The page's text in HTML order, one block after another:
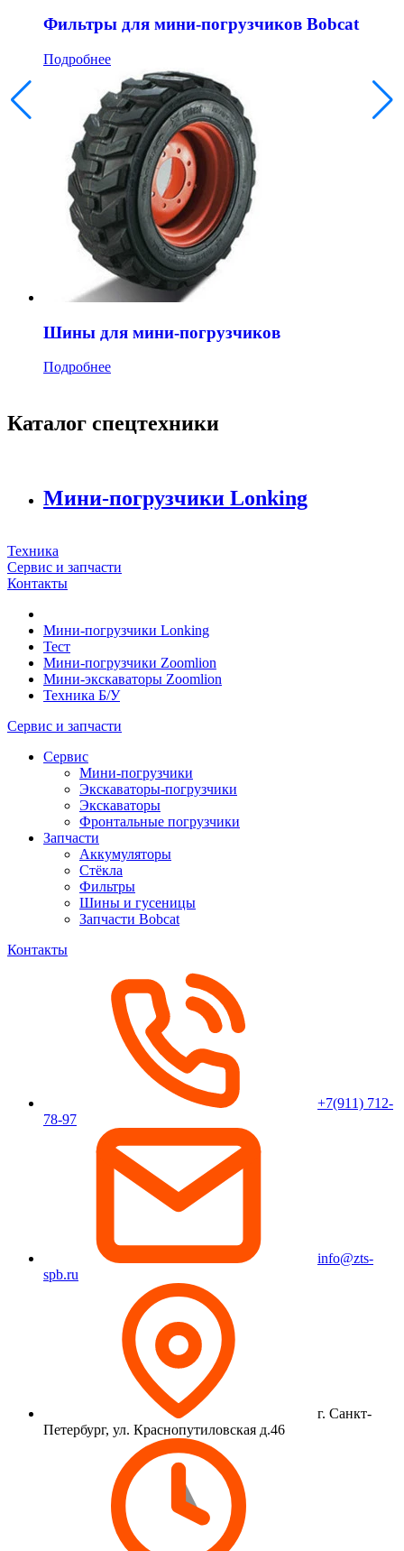
Фильтры для мини-погрузчиков Bobcat
Подробнее
Шины для мини-погрузчиков
Подробнее
Каталог спецтехники
Мини-погрузчики Lonking
Техника
Сервис и запчасти
Контакты
Мини-погрузчики Lonking
Тест
Мини-погрузчики Zoomlion
Мини-экскаваторы Zoomlion
Техника Б/У
Сервис и запчасти
Сервис
Мини-погрузчики
Экскаваторы-погрузчики
Экскаваторы
Фронтальные погрузчики
Запчасти
Аккумуляторы
Стёкла
Фильтры
Шины и гусеницы
Запчасти Bobcat
Контакты
+7(911) 712-
78-97
info@zts-
spb.ru
г. Санкт-
Петербург, ул. Краснопутиловская д.46